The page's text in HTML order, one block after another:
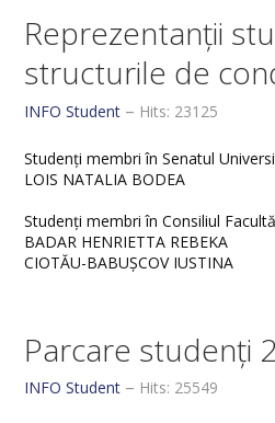
Reprezentanții
structurile de
INFO Student Hits: 23125
Studenți membri în Senatul
LOIS NATALIA BODEA
Studenți membri în Consiliul
BADAR HENRIETTA REBEKA
CIOTĂU-BABUȘCOV IUSTINA
Parcare studenți
INFO Student Hits: 25549